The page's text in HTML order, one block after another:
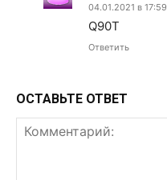
04.01.2021 в 17:59
Q90T
Ответить
ОСТАВЬТЕ ОТВЕТ